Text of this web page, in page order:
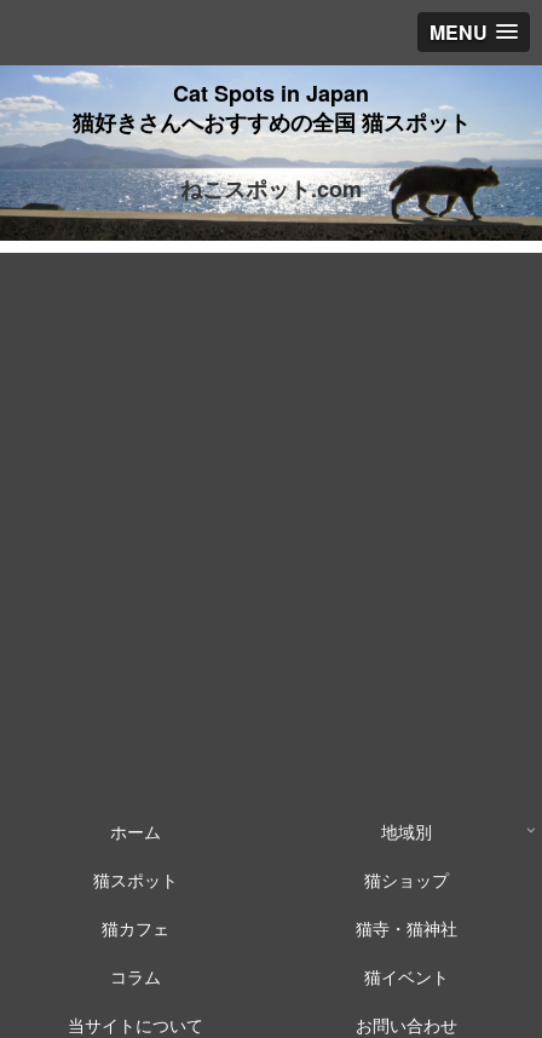
MENU
Cat Spots in Japan
猫好きさんへおすすめの全国 猫スポット
ねこスポット.com
ホーム
地域別
猫スポット
猫ショップ
猫カフェ
猫寺・猫神社
コラム
猫イベント
当サイトについて
お問い合わせ